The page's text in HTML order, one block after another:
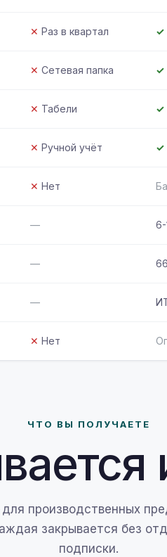
✕ Раз в квартал ✓
✕ Сетевая папка ✓
✕ Табели ✓
✕ Ручной учёт ✓
✕ Нет
—
—
—
✕ Нет
ЧТО ВЫ ПОЛУЧАЕТЕ
производственных
закрывается без
подписки.